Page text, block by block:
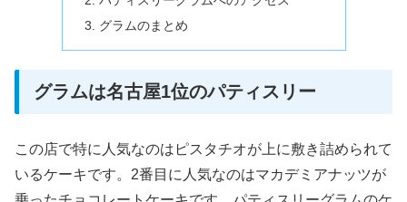
グラムのまとめ
グラムは名古屋1位のパティスリー
この店で特に人気なのはピスタチオが上に敷き詰められて
いるケーキです。2番目に人気なのはマカデミアナッツが